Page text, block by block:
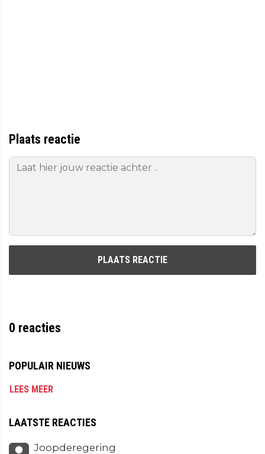
Plaats reactie
PLAATS REACTIE
0 reacties
POPULAIR NIEUWS
LEES MEER
LAATSTE REACTIES
Joopderegering